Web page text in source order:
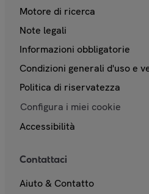
Motore di ricerca
Note legali
Informazioni obbligatorie
Condizioni generali d'uso e
Politica di riservatezza
Configura i miei cookie
Accessibilità
Contattaci
Aiuto & Contatto